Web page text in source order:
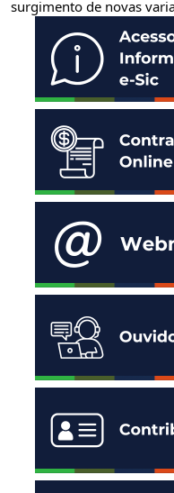
surgimento de novas